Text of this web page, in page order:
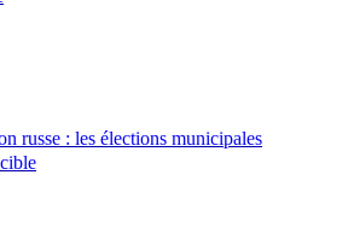
russe : les élections municipales